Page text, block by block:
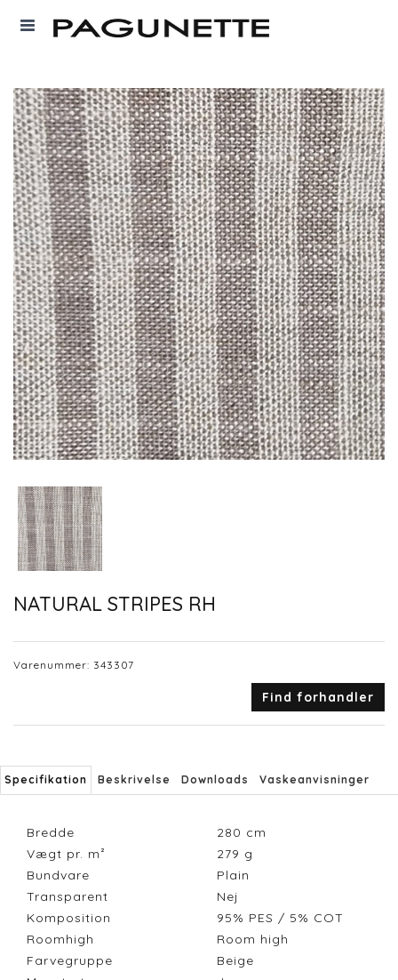
NATURAL STRIPES RH
Varenummer: 343307
Find forhandler
Specifikation Beskrivelse Downloads Vaskeanvisninger
Bredde 280 cm
Vægt pr. m²
279 g
Bundvare
Plain
Transparent
Nej
Komposition
95% PES / 5% COT
Roomhigh
Room high
Farvegruppe
Beige